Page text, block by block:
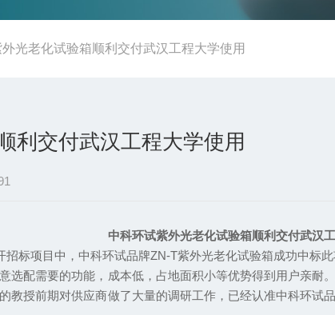
光老化试验箱顺利交付武汉工程大学使用
利交付武汉工程大学使用
中科环试紫外光老化试验箱顺利交付武汉
标项目中，中科环试品牌ZN-T紫外光老化试验箱成功中标
选配需要的功能，成本低，占地面积小等优势得到用户亲
教授前期对供应商做了大量的调研工作，已经认准中科环